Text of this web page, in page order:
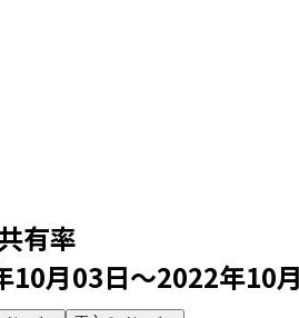
有率
10月03日～2022年10